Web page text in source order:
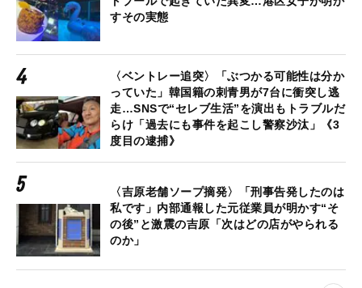
すその実態
〈ベントレー追突〉「ぶつかる可能性は分か
っていた」韓国籍の刺青男が7台に衝突し逃
走…SNSで“セレブ生活”を演出もトラブルだ
らけ「過去にも事件を起こし警察沙汰」《3
度目の逮捕》
〈吉原老舗ソープ摘発〉「刑事告発したのは
私です」内部通報した元従業員が明かす“そ
の後”と激震の吉原「次はどの店がやられる
のか」